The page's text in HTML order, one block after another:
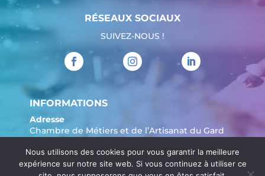
RÉSEAUX SOCIAUX
SUIVEZ-NOUS !
INFORMATIONS
Adresse
Chambre de Métiers et de l’Artisanat du Gard
904 Avenue Marechal Juin
30908 Nîmes
Nous utilisons des cookies pour vous garantir la meilleure
expérience sur notre site web. Si vous continuez à utiliser ce